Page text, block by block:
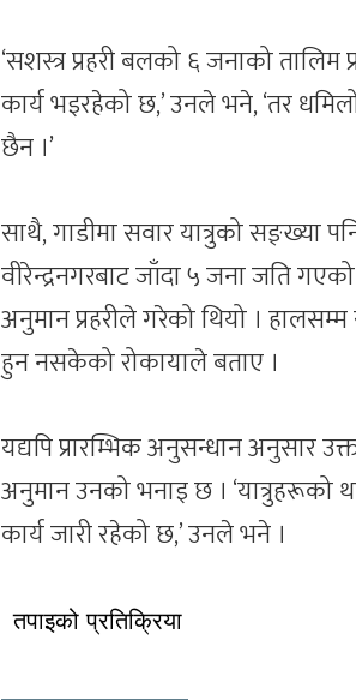
‘सशस्त्र प्रहरी बलको ६ जनाको
कार्य भइरहेको छ,’ उनले भने, ‘तर
छैन ।’
साथै, गाडीमा सवार यात्रुको सङ्ख्या
वीरेन्द्रनगरबाट जाँदा ५ जना जति
अनुमान प्रहरीले गरेको थियो ।
हुन नसकेको रोकायाले बताए ।
यद्यपि प्रारम्भिक अनुसन्धान अनुसार
अनुमान उनको भनाइ छ ।
कार्य जारी रहेको छ,’ उनले भने ।
तपाइको प्रतिक्रिया